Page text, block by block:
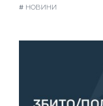
# НОВИНИ